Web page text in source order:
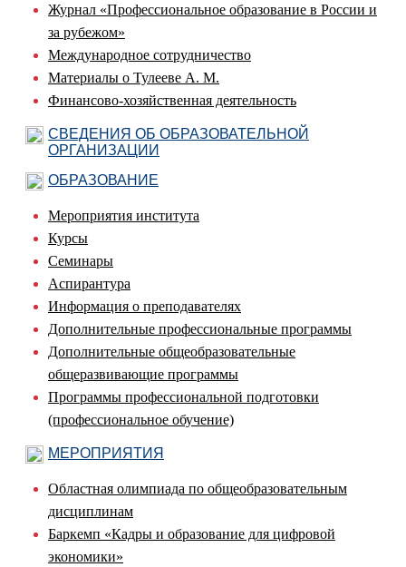
Журнал «Профессиональное образование в России и
за рубежом»
Международное сотрудничество
Материалы о Тулееве А. М.
Финансово-хозяйственная деятельность
СВЕДЕНИЯ ОБ ОБРАЗОВАТЕЛЬНОЙ
ОРГАНИЗАЦИИ
ОБРАЗОВАНИЕ
Мероприятия института
Курсы
Семинары
Аспирантура
Информация о преподавателях
Дополнительные профессиональные программы
Дополнительные общеобразовательные
общеразвивающие программы
Программы профессиональной подготовки
(профессиональное обучение)
МЕРОПРИЯТИЯ
Областная олимпиада по общеобразовательным
дисциплинам
Баркемп «Кадры и образование для цифровой
экономики»